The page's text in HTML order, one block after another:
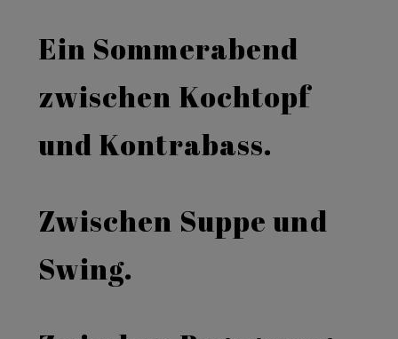
Ein Sommerabend
zwischen Kochtopf
und Kontrabass.
Zwischen Suppe und
Swing.